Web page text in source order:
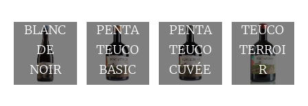
BLANC
DE
NOIR
PENTA
TEUCO
BASIC
PENTA
TEUCO
CUVÉE
TEUCO
TERROI
R